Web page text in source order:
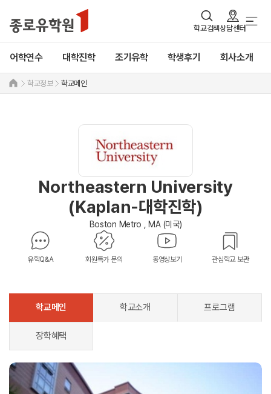
학교검색상담센터
어학연수 대학진학 조기유학 학생후기 회사소개
학교정보 학교메인
Northeastern University
(Kaplan-대학진학)
Boston Metro , MA (미국)
유학Q&A 회원특가 문의 동영상보기 관심학교 보관
학교메인 학교소개 프로그램
장학혜택